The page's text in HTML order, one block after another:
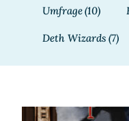
Umfrage(10)
Deth Wizards (7)